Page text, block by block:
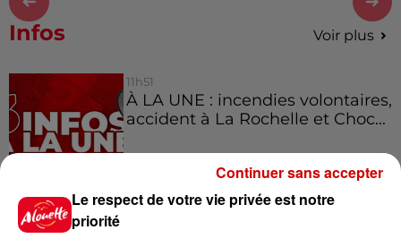
Infos Voir plus
11h51
À LA UNE : incendies volontaires,
accident à La Rochelle et Choc...
12h37
Le respect de votre vie privée est notre
priorité
Continuer sans accepter